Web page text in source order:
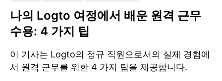
나의 Logto 여정에서 배운 원격 근무
수용: 4 가지 팁
이 기사는 Logto의 정규 직원으로서의 실제 경험에
서 원격 근무를 위한 4 가지 팁을 제공합니다.